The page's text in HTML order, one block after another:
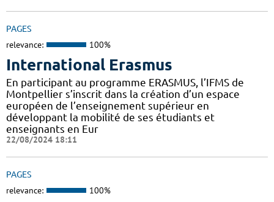
PAGES
relevance: 100%
International Erasmus
En participant au programme ERASMUS, l’IFMS de
Montpellier s’inscrit dans la création d’un espace
européen de l’enseignement supérieur en
développant la mobilité de ses étudiants et
enseignants en Eur
22/08/2024 18:11
PAGES
relevance: 100%